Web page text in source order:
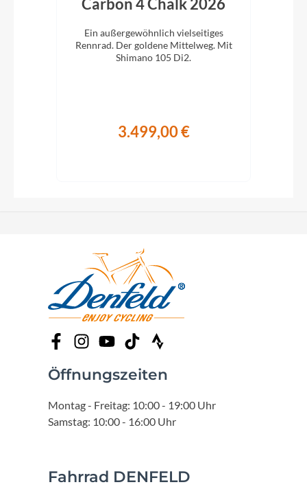
Carbon 4 Chalk 2026
Ein außergewöhnlich vielseitiges
Rennrad. Der goldene Mittelweg. Mit
Shimano 105 Di2.
3.499,00 €
Öffnungszeiten
Montag - Freitag: 10:00 - 19:00 Uhr
Samstag: 10:00 - 16:00 Uhr
Fahrrad DENFELD